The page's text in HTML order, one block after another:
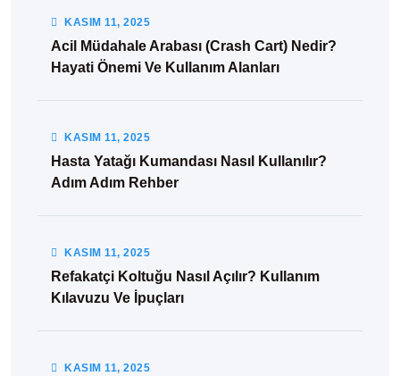
KASIM11, 2025
Acil Müdahale Arabası (Crash Cart) Nedir?
Hayati Önemi Ve Kullanım Alanları
KASIM11, 2025
Hasta Yatağı Kumandası Nasıl Kullanılır?
Adım Adım Rehber
KASIM11, 2025
Refakatçi Koltuğu Nasıl Açılır? Kullanım
Kılavuzu Ve İpuçları
KASIM11, 2025